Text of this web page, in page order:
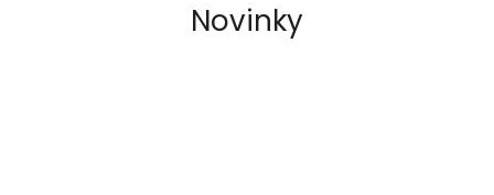
Novinky